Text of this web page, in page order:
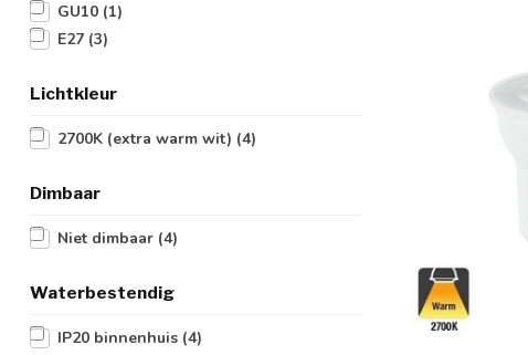
GU10 (1)
E27 (3)
Lichtkleur
2700K (extra warm wit) (4)
Dimbaar
Niet dimbaar (4)
Waterbestendig
IP20 binnenhuis (4)